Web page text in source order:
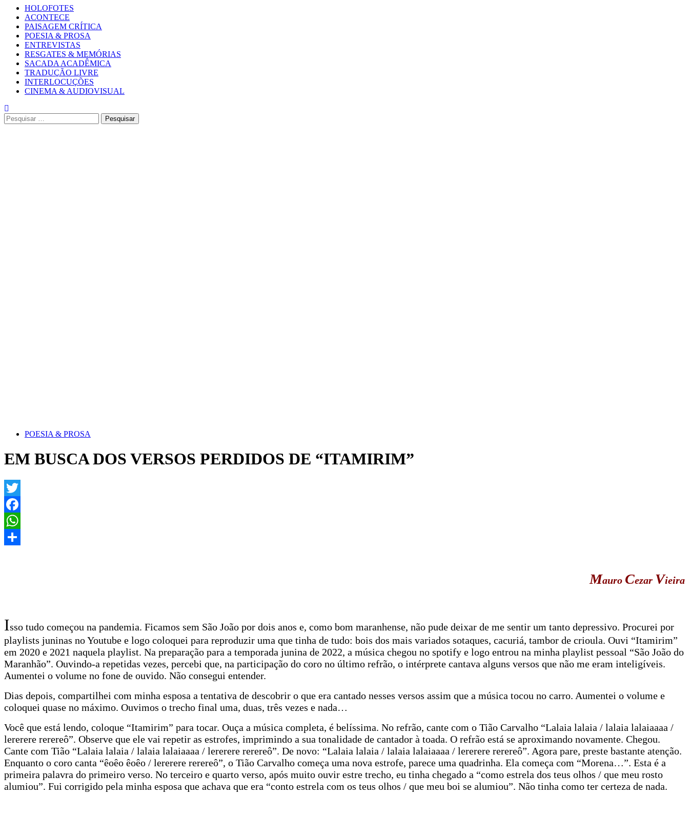
Primary
Menu
HOLOFOTES
ACONTECE
PAISAGEM CRÍTICA
POESIA & PROSA
ENTREVISTAS
RESGATES & MEMÓRIAS
SACADA ACADÊMICA
TRADUÇÃO LIVRE
INTERLOCUÇÕES
CINEMA & AUDIOVISUAL
Pesquisar
por:
POESIA & PROSA
EM BUSCA DOS VERSOS PERDIDOS DE “ITAMIRIM”
Twitter
Facebook
WhatsApp
Mauro Cezar Vieira
Isso tudo começou na pandemia. Ficamos sem São João por dois anos e, como bom maranhense, não pude deixar de me sentir um tanto depressivo. Procurei por
playlists juninas no Youtube e logo coloquei para reproduzir uma que tinha de tudo: bois dos mais variados sotaques, cacuriá, tambor de crioula. Ouvi “Itamirim”
em 2020 e 2021 naquela playlist. Na preparação para a temporada junina de 2022, a música chegou no spotify e logo entrou na minha playlist pessoal “São João do
Maranhão”. Ouvindo-a repetidas vezes, percebi que, na participação do coro no último refrão, o intérprete cantava alguns versos que não me eram inteligíveis.
Aumentei o volume no fone de ouvido. Não consegui entender.
Dias depois, compartilhei com minha esposa a tentativa de descobrir o que era cantado nesses versos assim que a música tocou no carro. Aumentei o volume e
coloquei quase no máximo. Ouvimos o trecho final uma, duas, três vezes e nada…
Você que está lendo, coloque “Itamirim” para tocar. Ouça a música completa, é belíssima. No refrão, cante com o Tião Carvalho “Lalaia lalaia / lalaia lalaiaaaa /
lererere rerereô”. Observe que ele vai repetir as estrofes, imprimindo a sua tonalidade de cantador à toada. O refrão está se aproximando novamente. Chegou.
Cante com Tião “Lalaia lalaia / lalaia lalaiaaaa / lererere rerereô”. De novo: “Lalaia lalaia / lalaia lalaiaaaa / lererere rerereô”. Agora pare, preste bastante atenção.
Enquanto o coro canta “êoêo êoêo / lererere rerereô”, o Tião Carvalho começa uma nova estrofe, parece uma quadrinha. Ela começa com “Morena…”. Esta é a
primeira palavra do primeiro verso. No terceiro e quarto verso, após muito ouvir estre trecho, eu tinha chegado a “como estrela dos teus olhos / que meu rosto
alumiou”. Fui corrigido pela minha esposa que achava que era “conto estrela com os teus olhos / que meu boi se alumiou”. Não tinha como ter certeza de nada.